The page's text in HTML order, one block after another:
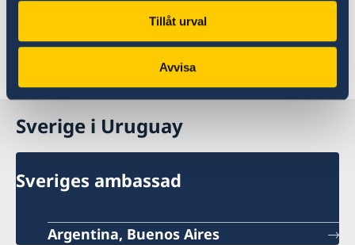
Tillåt urval
Avvisa
Argentinas generalkonsulat i Montevideos
Sverige i Uruguay
Sveriges ambassad
Argentina, Buenos Aires